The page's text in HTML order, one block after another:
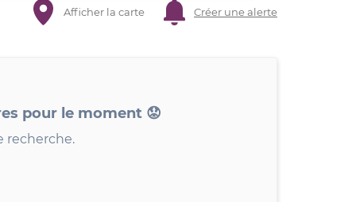
Afficher la carte Créer une alerte
pour le moment 😟
recherche.